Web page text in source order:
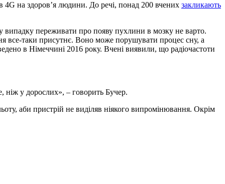
4G на здоров’я людини. До речі, понад 200 вчених закликають
випадку переживати про появу пухлини в мозку не варто.
все-таки присутнє. Воно може порушувати процес сну, а
в Німеччині 2016 року. Вчені виявили, що радіочастоти
у дорослих», – говорить Бучер.
аби пристрій не виділяв ніякого випромінювання. Окрім